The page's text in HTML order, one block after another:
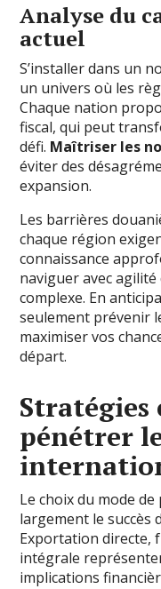
Analyse du
actuel
S’installer dans un
un univers où les
Chaque nation
fiscal, qui peut
défi. Maîtriser les
éviter des
expansion.
Les barrières
chaque région
connaissance
naviguer avec
complexe. En
seulement prévenir
maximiser vos
départ.
Stratégies
pénétrer
Le choix du mode
largement le succès
Exportation directe,
intégrale
implications